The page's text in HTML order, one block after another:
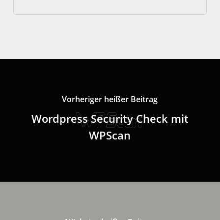
Vorheriger heißer Beitrag
Wordpress Security Check mit
WPScan